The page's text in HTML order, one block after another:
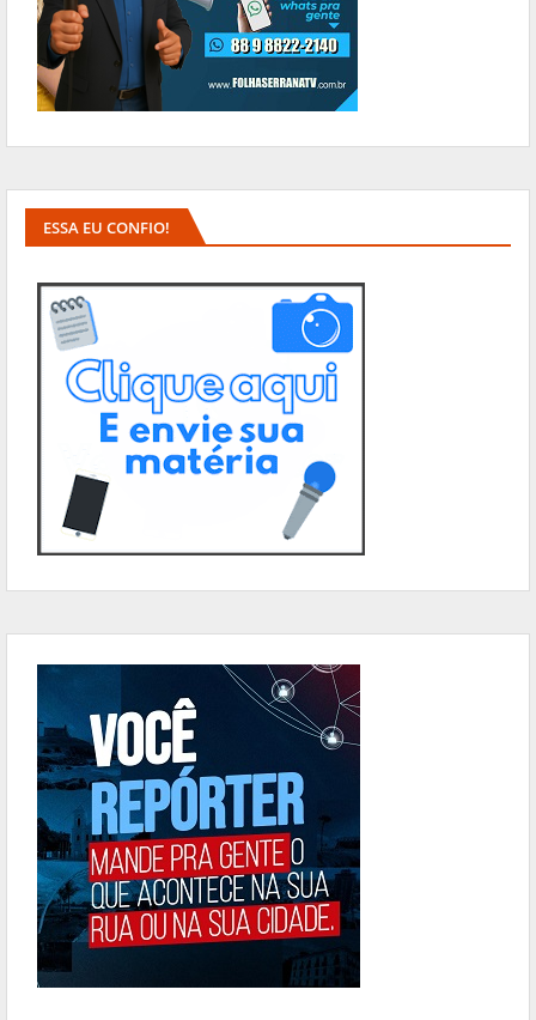
ESSA EU CONFIO!